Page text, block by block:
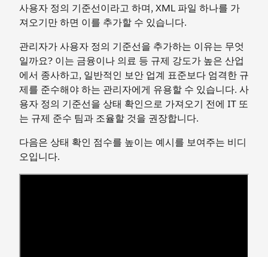
사용자 정의 기준선이라고 하며, XML 파일 하나를 가
져오기만 하면 이를 추가할 수 있습니다.
관리자가 사용자 정의 기준선을 추가하는 이유는 무엇
일까요? 이는 금융이나 의료 등 규제 강도가 높은 산업
에서 종사하고, 일반적인 보안 업계 표준보다 엄격한 규
제를 준수해야 하는 관리자에게 유용할 수 있습니다. 사
용자 정의 기준선을 상태 확인으로 가져오기 전에 IT 또
는 규제 준수 팀과 조율할 것을 권장합니다.
다음은 상태 확인 점수를 높이는 예시를 보여주는 비디
오입니다.